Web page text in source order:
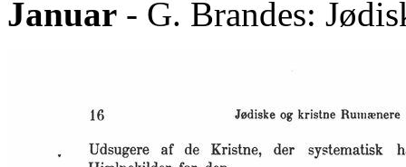
Januar - G. Brandes: